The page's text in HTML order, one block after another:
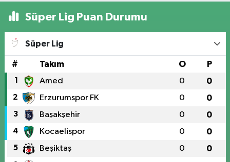
Süper Lig Puan Durumu
Süper Lig
# Takım O P
1 Amed 0 0
2 Erzurumspor FK 0 0
3 Başakşehir 0 0
4 Kocaelispor 0 0
5 Beşiktaş 0 0